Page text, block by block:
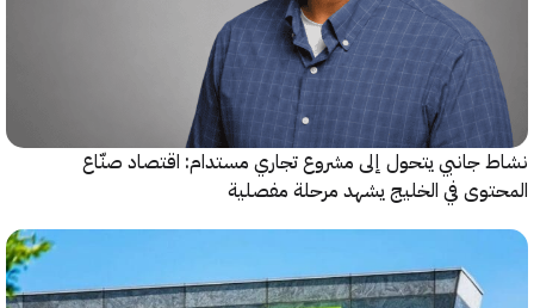
جانبي يتحول إلى مشروع تجاري مستدام: اقتصاد صنّاع
في الخليج يشهد مرحلة مفصلية